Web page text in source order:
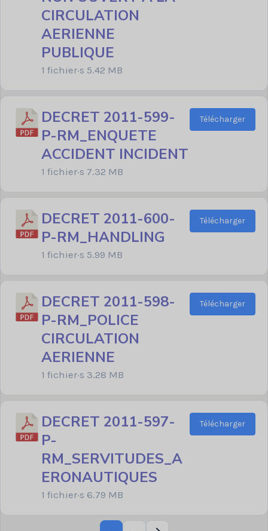
CIRCULATION
AERIENNE
PUBLIQUE
1 fichier·s 5.42 MB
DECRET 2011-599-
P-RM_ENQUETE
ACCIDENT INCIDENT
1 fichier·s 7.32 MB
Télécharger
DECRET 2011-600-
P-RM_HANDLING
1 fichier·s 5.99 MB
Télécharger
DECRET 2011-598-
P-RM_POLICE
CIRCULATION
AERIENNE
1 fichier·s 3.28 MB
Télécharger
DECRET 2011-597-
P-
RM_SERVITUDES_A
ERONAUTIQUES
1 fichier·s 6.79 MB
Télécharger